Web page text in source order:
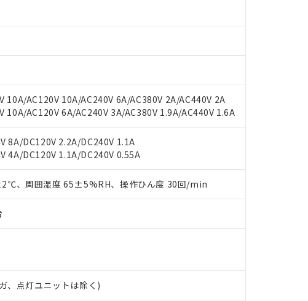
10A/AC120V 10A/AC240V 6A/AC380V 2A/AC440V 2A
10A/AC120V 6A/AC240V 3A/AC380V 1.9A/AC440V 1.6A
8A/DC120V 2.2A/DC240V 1.1A
4A/DC120V 1.1A/DC240V 0.55A
、周囲湿度 65±5%RH、操作ひん度 30回/min
、点灯ユニットは除く)
よび標準価格はお客様のお取引先、またはお客様担当のオムロン制御機器
談ください。
販売店や当社販売拠点は「販売ネットワーク
」をご確認ください。
準価格結果を当社の事前の承諾なく第三者に漏洩または開示しないようお
部品リスト作成サービス）をご利用いただくには、I-Webメンバーズにご
サイト上で当社にご登録された部品リストについて、当社および当社の共
サービスに関するお客様との取引・商談に必要な範囲で利用することをご
者とは、"個人情報の共同利用に関して"
の「1.共同利用者の範囲」に記
す。
視および制御機器に対する適用除外項目は除く。
況などにより、予定月が前後することがあります。
ウンロード
ダウンロードすることができます。
）の非含有証明書
（当社基準）
で非含有を証明するもので、過去に遡って非含有を証明するものではあり
タル酸エステル類４物質の対応では、対応完了までの期間は出荷製品に未
欄に対応日を記載しておりました。
有率が中国RoHSの基準値以下であることを示します。
有率が中国RoHSの基準値を超えていることを示します。
(GB/T26572)：
) : 1000ppm、 Cd(カドミウム) : 100ppm、
、 PBBs(ポリ臭化ビフェニル類) : 1000ppm、 PBDEs(ポリ臭化ジフェニルエーテル類) :
、 DIBP(フタル酸ジイソブチル) : 1000ppm、 BBP(フタル酸ブチルベンジル) : 1000ppm、
ヘキシル)) : 1000ppm
限
物質）のすべてが基準値以下であることを示します。
況下において有害物質が外部に漏えいし、環境に深刻な影響を及ぼさない
社製品のうち、外国為替および外国貿易法に定める商品（以下｢規制貨物
、核兵器、ミサイル、化学兵器、生物兵器またはその他武器並びにこれら
たしません。
を第三者に販売する場合は、上記1、2および3の内容を当該第三者に通知
先および販売に係わる関係者が違法に輸出するおそれがある場合は、取り
在庫あり
たないが在庫あり
新の在庫状況については、お客様のお取引先、またはお客様担当のオムロン
当社販売員にご確認ください)
、また在庫状況の情報を公開していない機種